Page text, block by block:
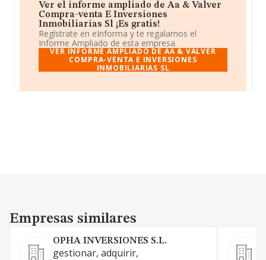
Ver el informe ampliado de Aa & Valver
Compra-venta E Inversiones
Inmobiliarias Sl ¡Es gratis!
Regístrate en eInforma y te regalamos el
Informe Ampliado de esta empresa.
VER INFORME AMPLIADO DE AA & VALVER
COMPRA-VENTA E INVERSIONES
INMOBILIARIAS SL
Empresas similares
Empresas similares
OPHA INVERSIONES S.L.
gestionar, adquirir,